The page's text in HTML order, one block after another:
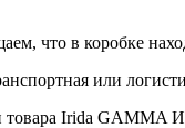
что в коробке
или
Irida GAMMA